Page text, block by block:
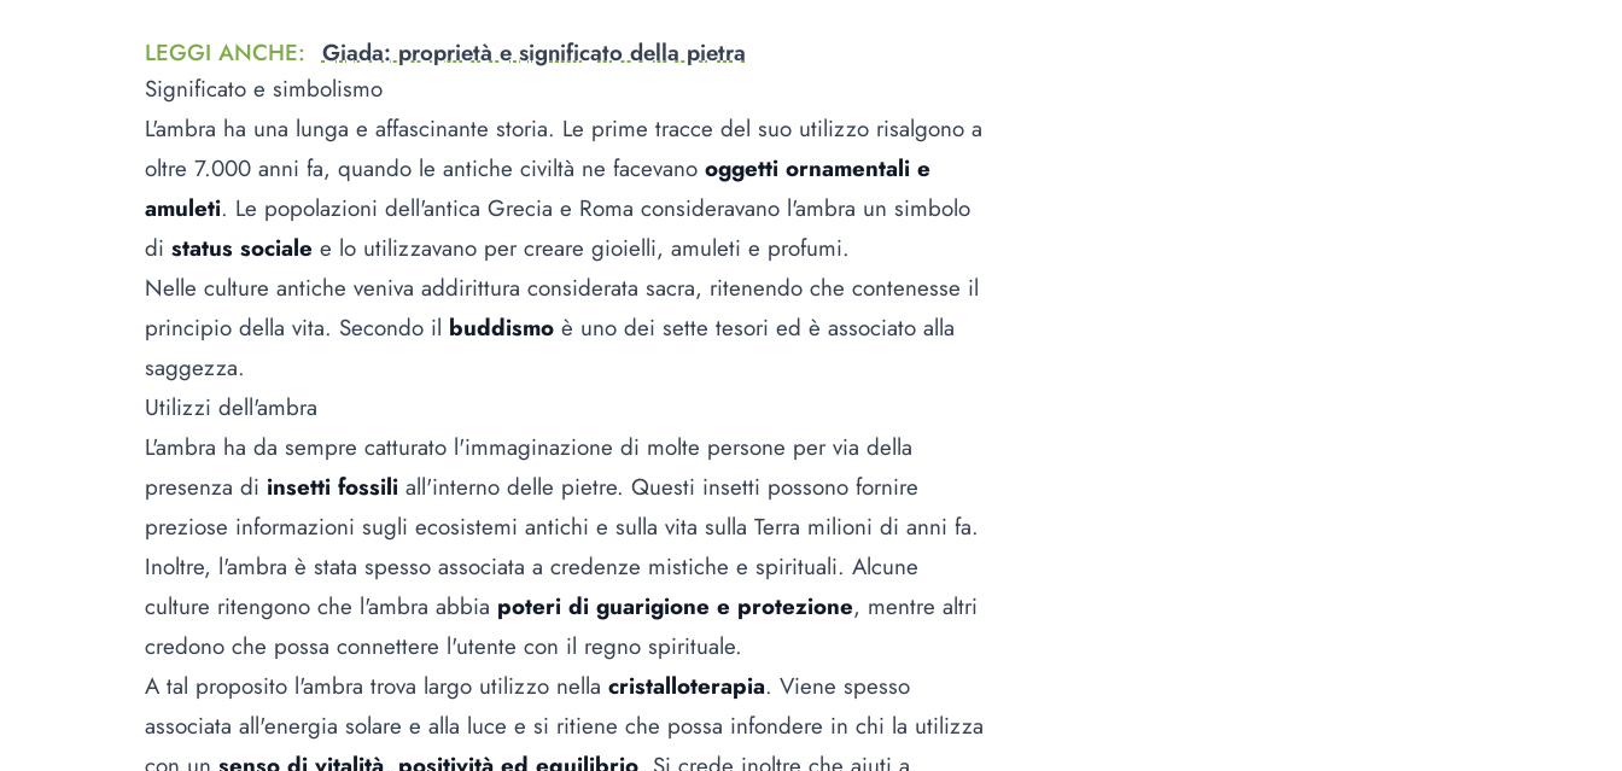
LEGGI ANCHE: Giada: proprietà e significato della pietra
Significato e simbolismo
L'ambra ha una lunga e affascinante storia. Le prime tracce del suo utilizzo risalgono a
oltre 7.000 anni fa, quando le antiche civiltà ne facevano oggetti ornamentali e
amuleti. Le popolazioni dell'antica Grecia e Roma consideravano l'ambra un simbolo
di status sociale e lo utilizzavano per creare gioielli, amuleti e profumi.
Nelle culture antiche veniva addirittura considerata sacra, ritenendo che contenesse il
principio della vita. Secondo il buddismo è uno dei sette tesori ed è associato alla
saggezza.
Utilizzi dell'ambra
L'ambra ha da sempre catturato l'immaginazione di molte persone per via della
presenza di insetti fossili all'interno delle pietre. Questi insetti possono fornire
preziose informazioni sugli ecosistemi antichi e sulla vita sulla Terra milioni di anni fa.
Inoltre, l'ambra è stata spesso associata a credenze mistiche e spirituali. Alcune
culture ritengono che l'ambra abbia poteri di guarigione e protezione, mentre altri
credono che possa connettere l'utente con il regno spirituale.
A tal proposito l'ambra trova largo utilizzo nella cristalloterapia. Viene spesso
associata all'energia solare e alla luce e si ritiene che possa infondere in chi la utilizza